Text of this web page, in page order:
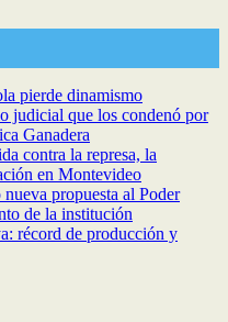
pierde dinamismo
judicial que los condenó por
Ganadera
contra la represa, la
en Montevideo
propuesta al Poder
de la institución
récord de producción y